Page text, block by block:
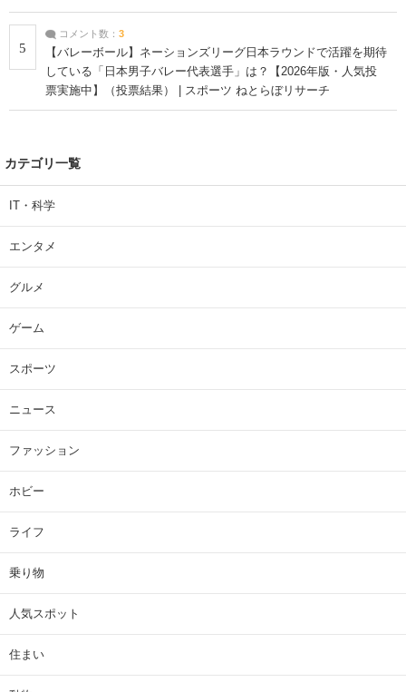
5
コメント数： 3
【バレーボール】ネーションズリーグ日本ラウンドで活躍を期待
している「日本男子バレー代表選手」は？【2026年版・人気投
票実施中】（投票結果） | スポーツ ねとらぼリサーチ
カテゴリ一覧
IT・科学
エンタメ
グルメ
ゲーム
スポーツ
ニュース
ファッション
ホビー
ライフ
乗り物
人気スポット
住まい